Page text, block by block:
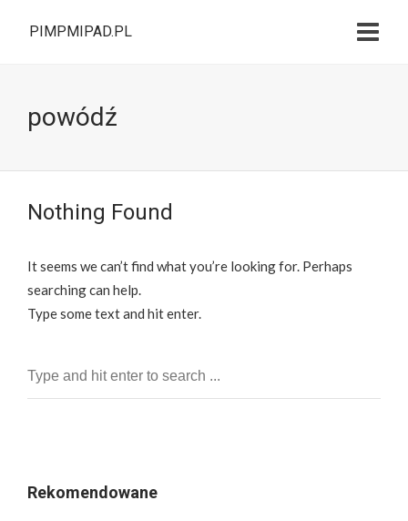
PIMPMIPAD.PL
powódź
Nothing Found
It seems we can’t find what you’re looking for. Perhaps
searching can help.
Type some text and hit enter.
Rekomendowane